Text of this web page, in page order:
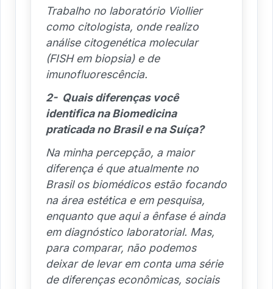
Trabalho no laboratório Viollier
como citologista, onde realizo
análise citogenética molecular
(FISH em biopsia) e de
imunofluorescência.
2- Quais diferenças você
identifica na Biomedicina
praticada no Brasil e na Suíça?
Na minha percepção, a maior
diferença é que atualmente no
Brasil os biomédicos estão focando
na área estética e em pesquisa,
enquanto que aqui a ênfase é ainda
em diagnóstico laboratorial. Mas,
para comparar, não podemos
deixar de levar em conta uma série
de diferenças econômicas, sociais